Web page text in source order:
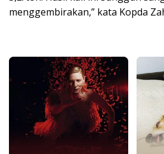
menggembirakan,” kata Kopda